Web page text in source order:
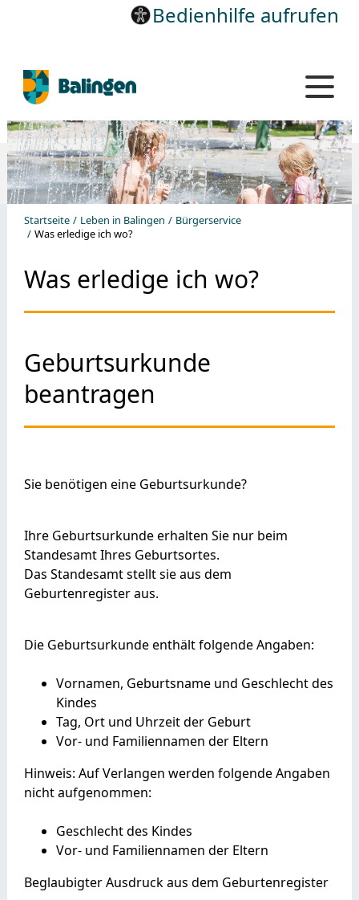
Bedienhilfe aufrufen
Startseite Leben in Balingen
Bürgerservice
Was erledige ich wo?
Was erledige ich wo?
Geburtsurkunde
beantragen
Sie benötigen eine Geburtsurkunde?
Ihre Geburtsurkunde erhalten Sie nur beim
Standesamt Ihres Geburtsortes.
Das Standesamt stellt sie aus dem
Geburtenregister aus.
Die Geburtsurkunde enthält folgende Angaben:
Vornamen, Geburtsname und Geschlecht des
Kindes
Tag, Ort und Uhrzeit der Geburt
Vor- und Familiennamen der Eltern
Hinweis: Auf Verlangen werden folgende Angaben
nicht aufgenommen:
Geschlecht des Kindes
Vor- und Familiennamen der Eltern
Beglaubigter Ausdruck aus dem Geburtenregister